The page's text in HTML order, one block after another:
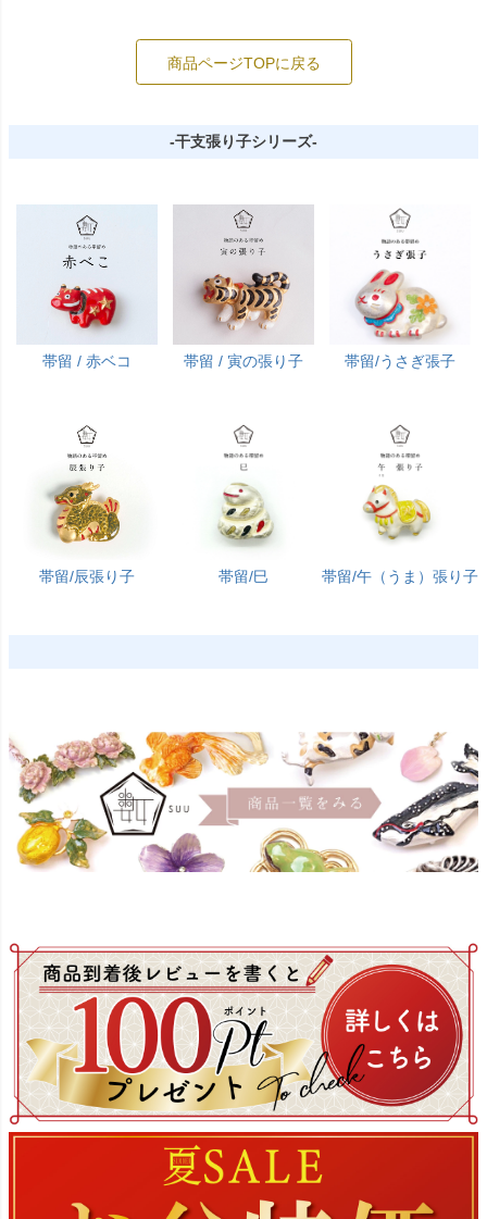
商品ページTOPに戻る
-干支張り子シリーズ-
帯留 / 赤ベコ 帯留 / 寅の張り子 帯留/うさぎ張子
帯留/辰張り子 帯留/巳 帯留/午（うま）張り子